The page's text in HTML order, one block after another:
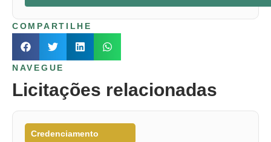
COMPARTILHE
NAVEGUE
Licitações relacionadas
Credenciamento